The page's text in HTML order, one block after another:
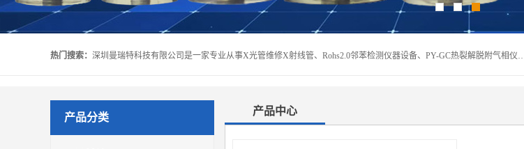
热门搜索： 深圳曼瑞特科技有限公司是一家专业从事X光管维修X射线管、Rohs2.0邻苯检测仪器设备、PY-GC热裂解脱附气相仪和气相色谱光谱仪器、天瑞仪器探测器、高压电源等产
产品分类
产品中心